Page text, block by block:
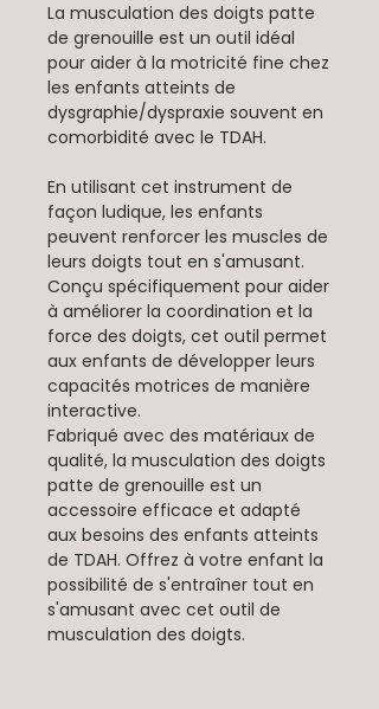
La musculation des doigts patte
de grenouille est un outil idéal
pour aider à la motricité fine chez
les enfants atteints de
dysgraphie/dyspraxie souvent en
comorbidité avec le TDAH.
En utilisant cet instrument de
façon ludique, les enfants
peuvent renforcer les muscles de
leurs doigts tout en s'amusant.
Conçu spécifiquement pour aider
à améliorer la coordination et la
force des doigts, cet outil permet
aux enfants de développer leurs
capacités motrices de manière
interactive.
Fabriqué avec des matériaux de
qualité, la musculation des doigts
patte de grenouille est un
accessoire efficace et adapté
aux besoins des enfants atteints
de TDAH. Offrez à votre enfant la
possibilité de s'entraîner tout en
s'amusant avec cet outil de
musculation des doigts.